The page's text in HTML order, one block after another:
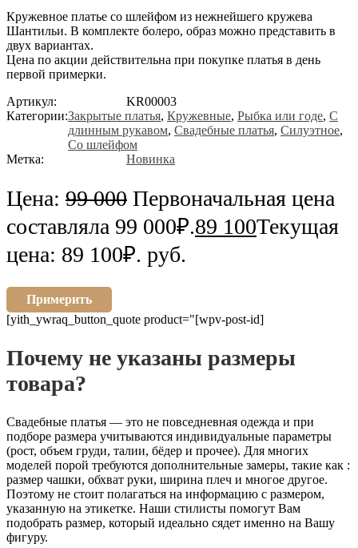
Кружевное платье со шлейфом из нежнейшего кружева
Шантильи. В комплекте болеро, образ можно представить в
двух вариантах.
Цена по акции действительна при покупке платья в день
первой примерки.
Артикул:
KR00003
Категории:Закрытые платья, Кружевные, Рыбка или годе, С
длинным рукавом, Свадебные платья, Силуэтное,
Со шлейфом
Метка:
Новинка
Цена: 99 000 Первоначальная цена
составляла 99 000₽.89 100Текущая
цена: 89 100₽. руб.
Примерить
[yith_ywraq_button_quote product="[wpv-post-id]
Почему не указаны размеры
товара?
Свадебные платья — это не повседневная одежда и при
подборе размера учитываются индивидуальные параметры
(рост, объем груди, талии, бёдер и прочее). Для многих
моделей порой требуются дополнительные замеры, такие как :
размер чашки, обхват руки, ширина плеч и многое другое.
Поэтому не стоит полагаться на информацию с размером,
указанную на этикетке. Наши стилисты помогут Вам
подобрать размер, который идеально сядет именно на Вашу
фигуру.